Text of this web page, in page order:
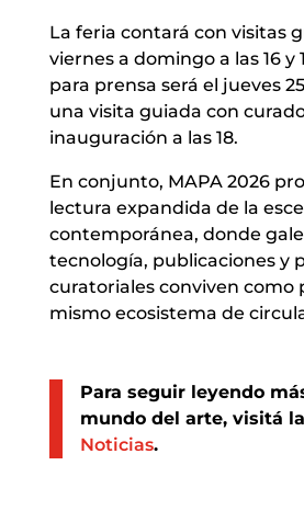
La feria contará con visitas
viernes a domingo a las 16 y
para prensa será el jueves
una visita guiada con
inauguración a las 18.
En conjunto, MAPA 2026
lectura expandida de la
contemporánea, donde
tecnología, publicaciones y
curatoriales conviven como
mismo ecosistema de
Para seguir leyendo
mundo del arte, visitá
Noticias.